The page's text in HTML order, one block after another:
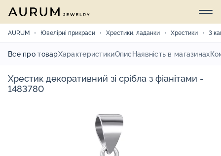
AURUM Ювелірні прикраси Хрестики, ладанки Хрестики З
Все про товарХарактеристикиОпис Наявність в магазинах
Хрестик декоративний зі срібла з фіанітами -
1483780